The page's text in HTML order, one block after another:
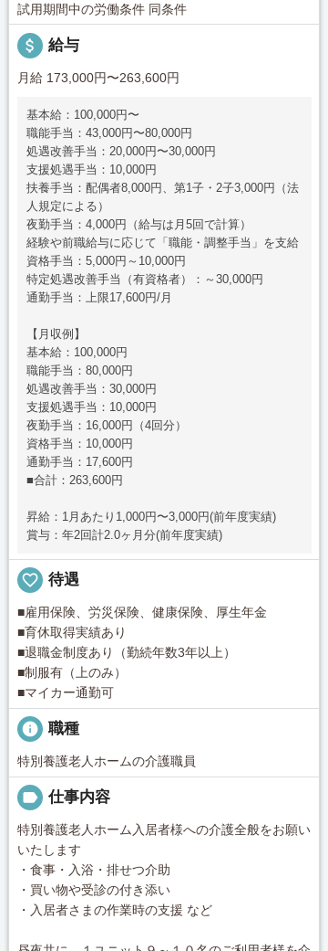
試用期間中の労働条件 同条件
attach_money 給与
月給 173,000円〜263,600円
基本給：100,000円〜
職能手当：43,000円〜80,000円
処遇改善手当：20,000円〜30,000円
支援処遇手当：10,000円
扶養手当：配偶者8,000円、第1子・2子3,000円（法
人規定による）
夜勤手当：4,000円（給与は月5回で計算）
経験や前職給与に応じて「職能・調整手当」を支給
資格手当：5,000円～10,000円
特定処遇改善手当（有資格者）：～30,000円
通勤手当：上限17,600円/月
【月収例】
基本給：100,000円
職能手当：80,000円
処遇改善手当：30,000円
支援処遇手当：10,000円
夜勤手当：16,000円（4回分）
資格手当：10,000円
通勤手当：17,600円
■合計：263,600円
昇給：1月あたり1,000円〜3,000円(前年度実績)
賞与：年2回計2.0ヶ月分(前年度実績)
favorite_border 待遇
■雇用保険、労災保険、健康保険、厚生年金
■育休取得実績あり
■退職金制度あり（勤続年数3年以上）
■制服有（上のみ）
■マイカー通勤可
info 職種
特別養護老人ホームの介護職員
label 仕事内容
特別養護老人ホーム入居者様への介護全般をお願い
いたします
・食事・入浴・排せつ介助
・買い物や受診の付き添い
・入居者さまの作業時の支援 など